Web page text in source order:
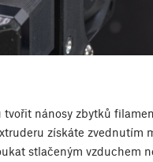
nánosy zbytků
získáte zvednutím
stlačeným vzduchem